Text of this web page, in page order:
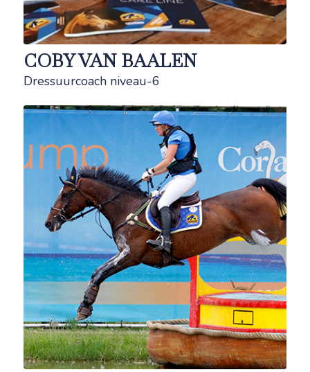
COBY VAN BAALEN
Dressuurcoach niveau-6